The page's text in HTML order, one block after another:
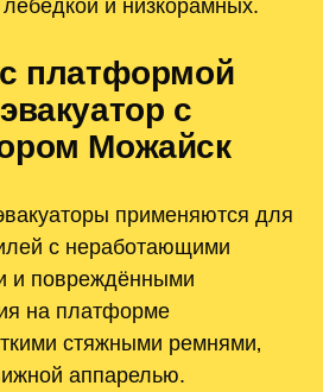
и низкорамных.
платформой
с
Можайск
применяются для
с неработающими
и повреждёнными
на платформе
стяжными ремнями‚
аппарелью.